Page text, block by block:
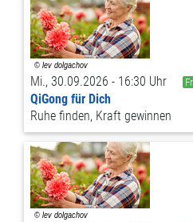
Mi., 30.09.2026 - 16:30 Uhr
QiGong für Dich
Ruhe finden, Kraft gewinnen